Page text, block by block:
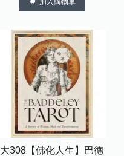
大308【佛化人生】巴德